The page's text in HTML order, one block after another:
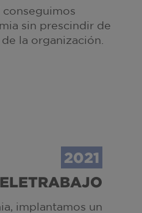
conseguimos
sin prescindir de
la organización.
2021
implantamos un